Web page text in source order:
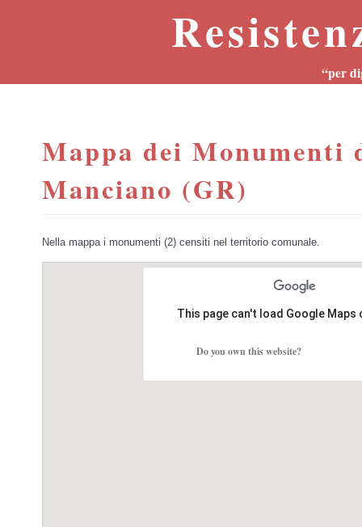
“per
Mappa dei Monumenti
Manciano (GR)
Nella mappa i monumenti (2) censiti nel territorio comunale.
This page can't load Google
Do you own this website?